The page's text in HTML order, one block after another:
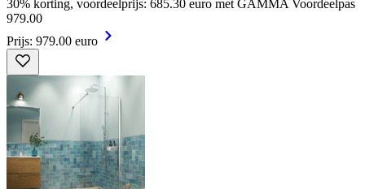
30% korting, voordeelprijs: 685.30 euro met GAMMA Voordeelpas
979.00
Prijs: 979.00 euro